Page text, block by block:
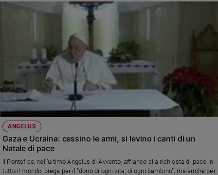
ANGELUS
Gaza e Ucraina: cessino le armi, si levino i canti di un
Natale di pace
Il Pontefice, nell’ultimo Angelus di Avvento, affianco alla richiesta di pace in
tutto il mondo, prega per il “dono di ogni vita, di ogni bambino”, ma anche per